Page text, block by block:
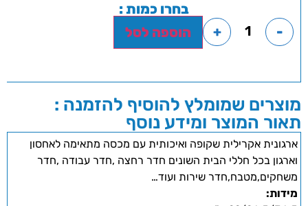
בחרו כמות :
-
+ הוספה לסל
מוצרים שמומלץ להוסיף להזמנה :
תאור המוצר ומידע נוסף
ארגונית אקרילית שקופה ואיכותית עם מכסה מתאימה לאחסון
וארגון בכל חללי הבית השונים חדר רחצה ,חדר עבודה ,חדר
משחקים,מטבח,חדר שירות ועוד…
מידות: